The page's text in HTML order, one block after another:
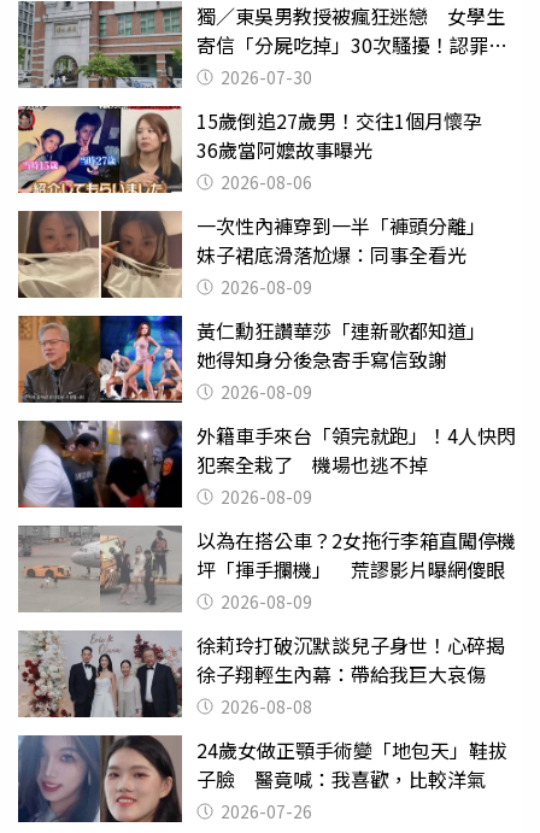
獨／東吳男教授被瘋狂迷戀 女學生
寄信「分屍吃掉」30次騷擾！認罪免
關 2026-07-30
15歲倒追27歲男！交往1個月懷孕
36歲當阿嬤故事曝光
2026-08-06
一次性內褲穿到一半「褲頭分離」
妹子裙底滑落尬爆：同事全看光
2026-08-09
黃仁勳狂讚華莎「連新歌都知道」
她得知身分後急寄手寫信致謝
2026-08-09
外籍車手來台「領完就跑」！4人快閃
犯案全栽了 機場也逃不掉
2026-08-09
以為在搭公車？2女拖行李箱直闖停機
坪「揮手攔機」 荒謬影片曝網傻眼
2026-08-09
徐莉玲打破沉默談兒子身世！心碎揭
徐子翔輕生內幕：帶給我巨大哀傷
2026-08-08
24歲女做正顎手術變「地包天」鞋拔
子臉 醫竟喊：我喜歡，比較洋氣
2026-07-26